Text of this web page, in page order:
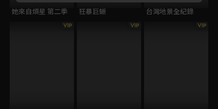
她來自煩星 第二季 狂暴巨蜥 台灣地景全紀錄
VIP VIP VIP